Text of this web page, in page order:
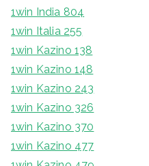
1win India 804
1win Italia 255
1win Kazino 138
1win Kazino 148
1win Kazino 243
1win Kazino 326
1win Kazino 370
1win Kazino 477